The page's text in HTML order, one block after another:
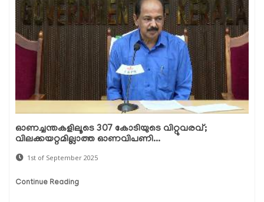
ഓണച്ചന്തകളിലൂടെ 307 കോടിയുടെ വിറ്റുവരവ്;
വിലക്കയറ്റമില്ലാത്ത ഓണവിപണി...
1st of September 2025
Continue Reading